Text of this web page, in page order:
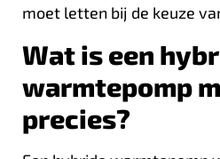
moet letten bij de keuze
Wat is een
warmtepomp
precies?